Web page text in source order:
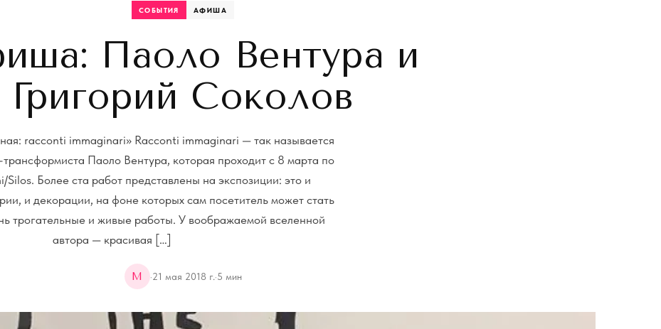
СОБЫТИЯ АФИША
Паоло Вентура и
Григорий Соколов
racconti immaginari» Racconti immaginari — так называется
Паоло Вентура, которая проходит с 8 марта по
Более ста работ представлены на экспозиции: это и
и декорации, на фоне которых сам посетитель может стать
трогательные и живые работы. У воображаемой вселенной
автора — красивая […]
M ·21 мая 2018 г.·5 мин